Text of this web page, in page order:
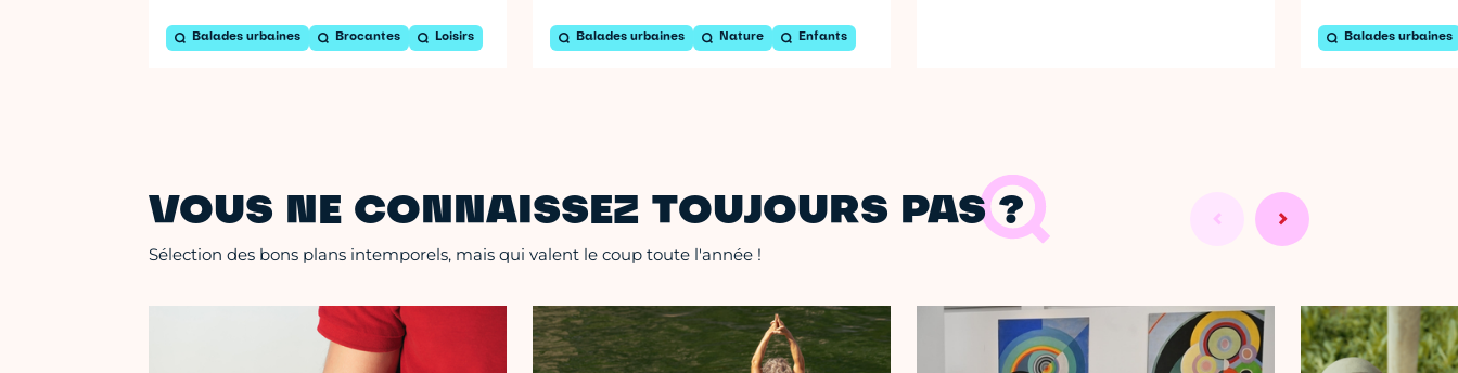
Balades urbaines Brocantes Loisirs Balades urbaines Nature Enfants Balades urbaines
VOUS NE CONNAISSEZ TOUJOURS PAS ?
Sélection des bons plans intemporels, mais qui valent le coup toute l'année !